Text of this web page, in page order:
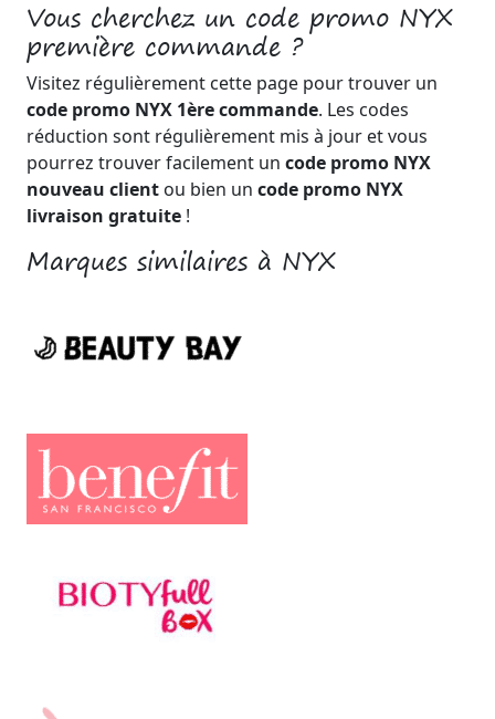
Vous cherchez un code promo NYX
première commande ?
Visitez régulièrement cette page pour trouver un
code promo NYX 1ère commande. Les codes
réduction sont régulièrement mis à jour et vous
pourrez trouver facilement un code promo NYX
nouveau client ou bien un code promo NYX
livraison gratuite !
Marques similaires à NYX